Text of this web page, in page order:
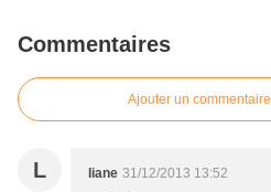
Commentaires
Ajouter un commentaire
L liane 31/12/2013 13:52